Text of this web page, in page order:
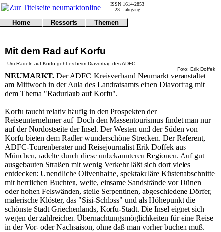
Mit dem Rad auf Korfu
Um Radeln auf Korfu geht es beim Diavortrag des ADFC.
Foto: Erik Doffek
NEUMARKT. Der ADFC-Kreisverband Neumarkt veranstaltet
am Mittwoch in der Aula des Landratsamts einen Diavortrag mit
dem Thema "Radurlaub auf Korfu".
Korfu taucht relativ häufig in den Prospekten der
Reiseunternehmer auf. Doch den Massentourismus findet man nur
auf der Nordostseite der Insel. Der Westen und der Süden von
Korfu bieten dem Radler wunderschöne Strecken. Der Referent,
ADFC-Tourenberater und Reisejournalist Erik Doffek aus
München, radelte durch diese unbekannteren Regionen. Auf gut
ausgebauten Straßen mit wenig Verkehr läßt sich dort vieles
entdecken: Unendliche Olivenhaine, spektakuläre Küstenabschnitte
mit herrlichen Buchten, weite, einsame Sandstrände vor Dünen
oder hohen Felswänden, steile Serpentinen, abgeschiedene Dörfer,
malerische Klöster, das "Sisi-Schloss" und als Höhepunkt die
schönste Stadt Griechenlands, Korfu-Stadt. Die Insel eignet sich
wegen der zahlreichen Übernachtungsmöglichkeiten für eine Reise
in der Vor- oder Nachsaison, ohne daß man vorher buchen muß.
ISSN 1614-2853
23. Jahrgang
Home
Notfall
Impressum
Ressorts
Wirtschaft
Sport
Polizei
Wetter
Leser
Themen
Gericht
Online
Tipps
Land
@NM
Freizeit
Leute
Tiere
Schule
Eilmeldungen